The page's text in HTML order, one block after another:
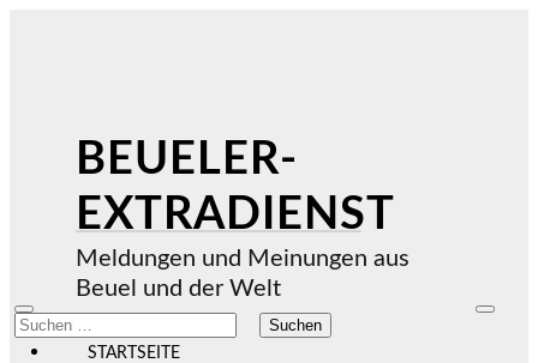
BEUELER-
EXTRADIENST
Meldungen und Meinungen aus
Beuel und der Welt
Mobile-
Menü
ein-/ausblenden
Suchen
nach:
STARTSEITE